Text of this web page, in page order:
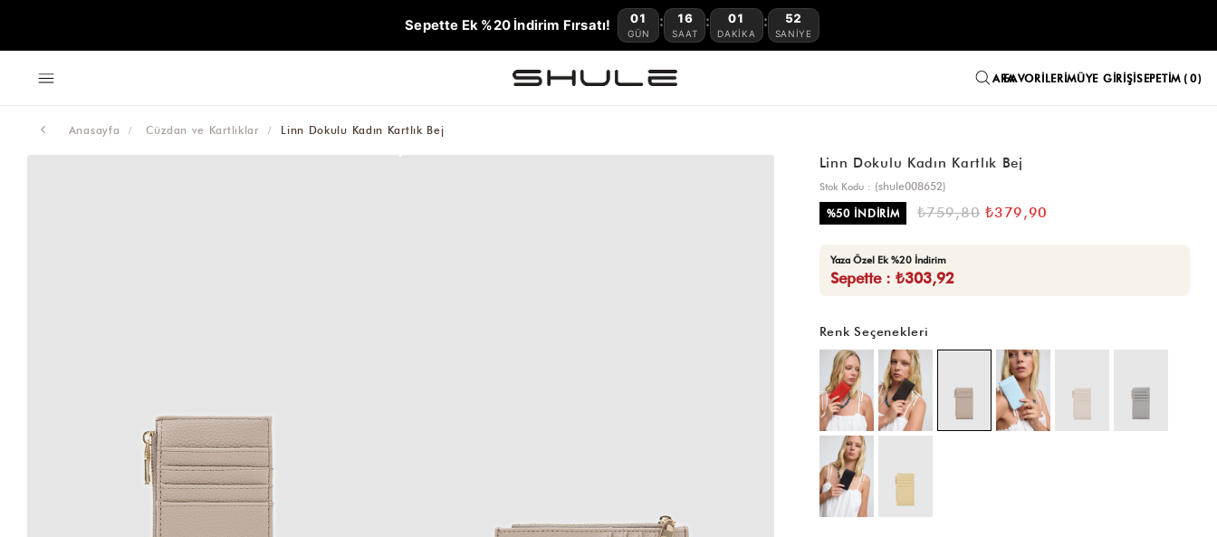
Sepette Ek %20 İndirim Fırsatı! 01
GÜN
: 16
SAAT
: 01
DAKIKA
: 51
SANIYE
FAVORILERIMÜYE GIRIŞISEPETIM 0
Anasayfa Cüzdan ve Kartlıklar Linn Dokulu Kadın Kartlık Bej
Linn Dokulu Kadın Kartlık Bej
Stok Kodu
(shule008652)
%50İNDIRIM ₺759,80 ₺379,90
Yaza Özel Ek %20 İndirim
Sepette : ₺303,92
Renk Seçenekleri